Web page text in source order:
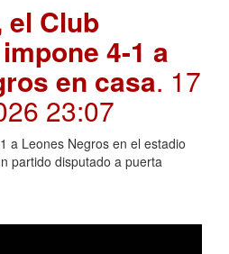
el Club
4-1 a
en casa. 17
23:07
a Leones Negros en el estadio
partido disputado a puerta